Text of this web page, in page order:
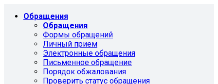
Обращения
Обращения
Формы обращений
Личный прием
Электронные обращения
Письменное обращение
Порядок обжалования
Проверить статус обращения